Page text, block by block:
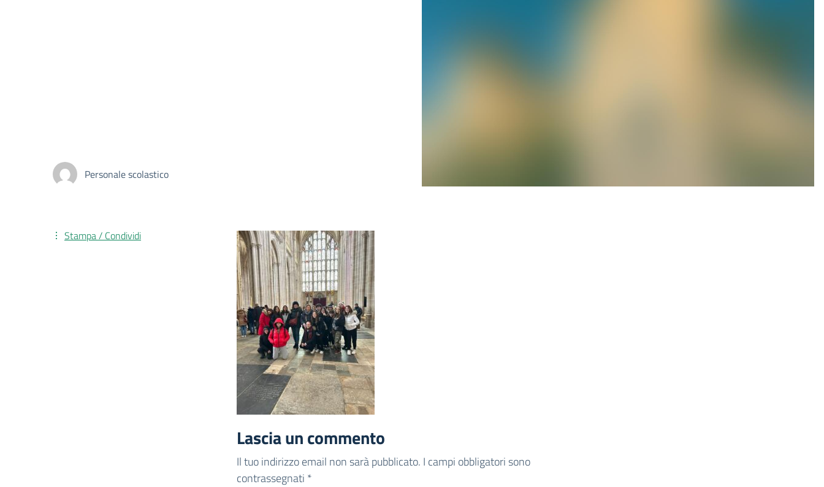
Personale scolastico
Stampa / Condividi
Lascia un commento
Il tuo indirizzo email non sarà pubblicato. I campi obbligatori sono
contrassegnati *